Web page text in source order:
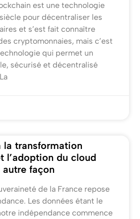
est une technologie
pour décentraliser les
et s’est fait connaître
cryptomonnaies, mais c’est
qui permet un
sécurisé et décentralisé
la transformation
l’adoption du cloud
autre façon
de la France repose
Les données étant le
indépendance commence